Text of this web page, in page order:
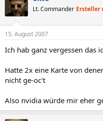
Lt. Commander Ersteller
15. August 2007
Ich hab ganz vergessen das
Hatte 2x eine Karte von
nicht ge-oc't
Also nvidia würde mir eher